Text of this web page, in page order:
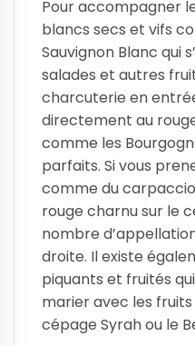
Pour accompagner
blancs secs et vifs
Sauvignon Blanc qui
salades et autres
charcuterie en
directement au
comme les
parfaits. Si vous
comme du
rouge charnu sur le
nombre
droite. Il existe
piquants et fruités
marier avec les
cépage Syrah ou le